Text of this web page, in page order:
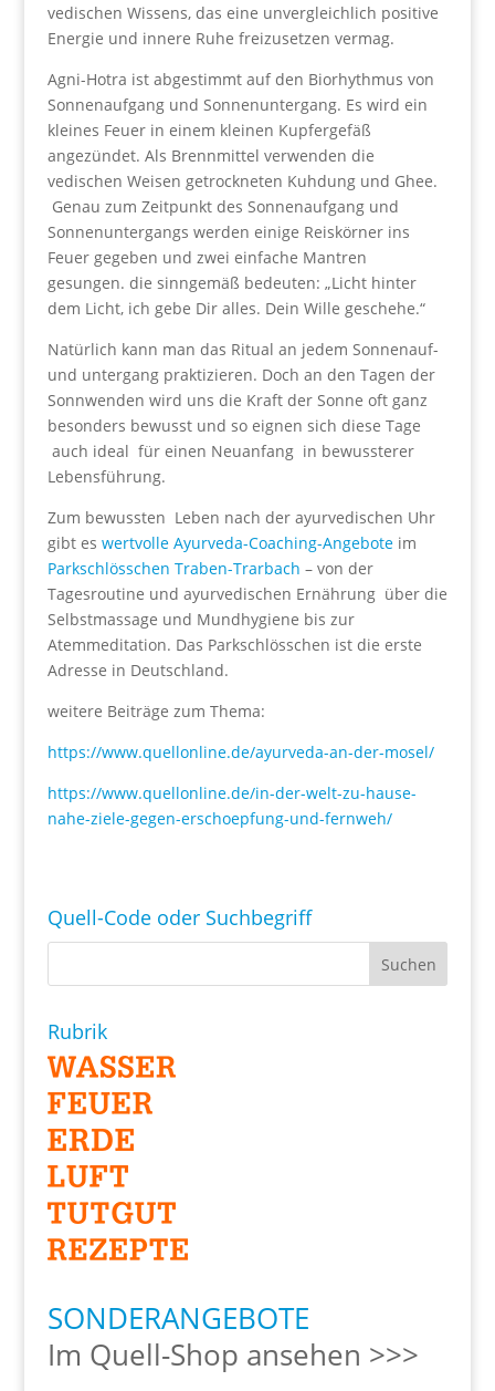
vedischen Wissens, das eine unvergleichlich positive
Energie und innere Ruhe freizusetzen vermag.
Agni-Hotra ist abgestimmt auf den Biorhythmus von
Sonnenaufgang und Sonnenuntergang. Es wird ein
kleines Feuer in einem kleinen Kupfergefäß
angezündet. Als Brennmittel verwenden die
vedischen Weisen getrockneten Kuhdung und Ghee.
Genau zum Zeitpunkt des Sonnenaufgang und
Sonnenuntergangs werden einige Reiskörner ins
Feuer gegeben und zwei einfache Mantren
gesungen. die sinngemäß bedeuten: „Licht hinter
dem Licht, ich gebe Dir alles. Dein Wille geschehe.“
Natürlich kann man das Ritual an jedem Sonnenauf-
und untergang praktizieren. Doch an den Tagen der
Sonnwenden wird uns die Kraft der Sonne oft ganz
besonders bewusst und so eignen sich diese Tage
auch ideal für einen Neuanfang in bewussterer
Lebensführung.
Zum bewussten Leben nach der ayurvedischen Uhr
gibt es wertvolle Ayurveda-Coaching-Angeboteim
Parkschlösschen Traben-Trarbach – von der
Tagesroutine und ayurvedischen Ernährung über die
Selbstmassage und Mundhygiene bis zur
Atemmeditation. Das Parkschlösschen ist die erste
Adresse in Deutschland.
weitere Beiträge zum Thema:
https://www.quellonline.de/ayurveda-an-der-mosel/
https://www.quellonline.de/in-der-welt-zu-hause-
nahe-ziele-gegen-erschoepfung-und-fernweh/
Quell-Code oder Suchbegriff
Rubrik
SONDERANGEBOTE
Im Quell-Shop ansehen >>>